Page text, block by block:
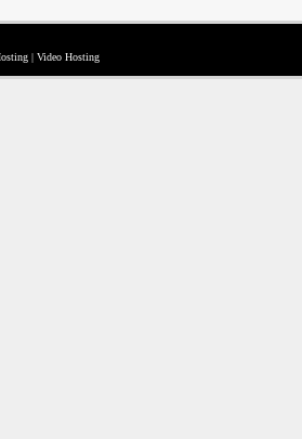
| Video Hosting